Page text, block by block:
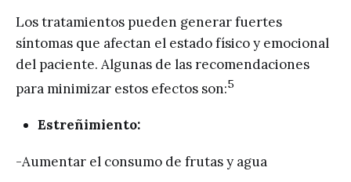
Los tratamientos pueden generar fuertes
síntomas que afectan el estado físico y emocional
del paciente. Algunas de las recomendaciones
para minimizar estos efectos son:5
Estreñimiento:
-Aumentar el consumo de frutas y agua